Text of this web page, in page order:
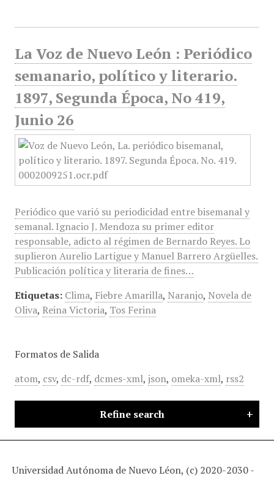
La Voz de Nuevo León : Periódico
semanario, político y literario.
1897, Segunda Época, No 419,
Junio 26
Periódico que varió su periodicidad entre bisemanal y
semanal. Ignacio J. Mendoza su primer editor
responsable, adicto al régimen de Bernardo Reyes. Lo
suplieron Aurelio Lartigue y Manuel Barrero Argüelles.
Publicación política y literaria de fines…
Etiquetas: Clima, Fiebre Amarilla, Naranjo, Novela de
Oliva, Reina Victoria, Tos Ferina
Formatos de Salida
atom, csv, dc-rdf, dcmes-xml, json, omeka-xml, rss2
Refine search
Universidad Autónoma de Nuevo Léon, (c) 2020-2030 -